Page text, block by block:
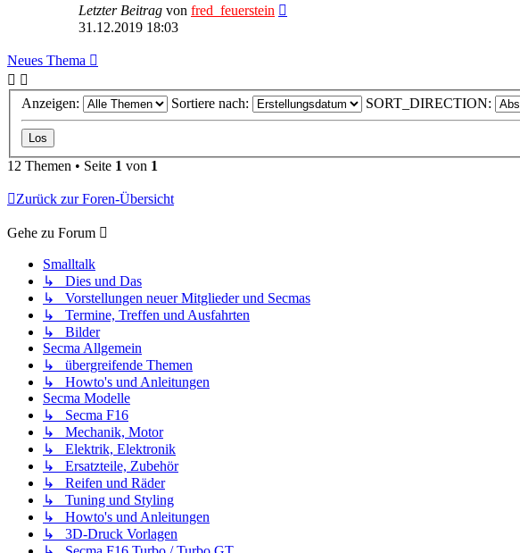
Letzter Beitrag von fred_feuerstein
31.12.2019 18:03
Neues Thema
Anzeigen: Sortiere nach: SORT_DIRECTION:
12 Themen • Seite 1 von 1
Zurück zur Foren-Übersicht
Gehe zu Forum
Smalltalk
↳ Dies und Das
↳ Vorstellungen neuer Mitglieder und Secmas
↳ Termine, Treffen und Ausfahrten
↳ Bilder
Secma Allgemein
↳ übergreifende Themen
↳ Howto's und Anleitungen
Secma Modelle
↳ Secma F16
↳ Mechanik, Motor
↳ Elektrik, Elektronik
↳ Ersatzteile, Zubehör
↳ Reifen und Räder
↳ Tuning und Styling
↳ Howto's und Anleitungen
↳ 3D-Druck Vorlagen